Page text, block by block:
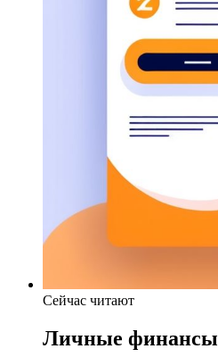
Сейчас читают
Личные финансы